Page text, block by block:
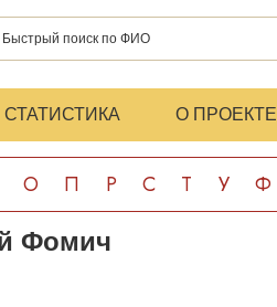
СТАТИСТИКА О ПРОЕКТЕ
О П Р С Т У Ф
Фомич